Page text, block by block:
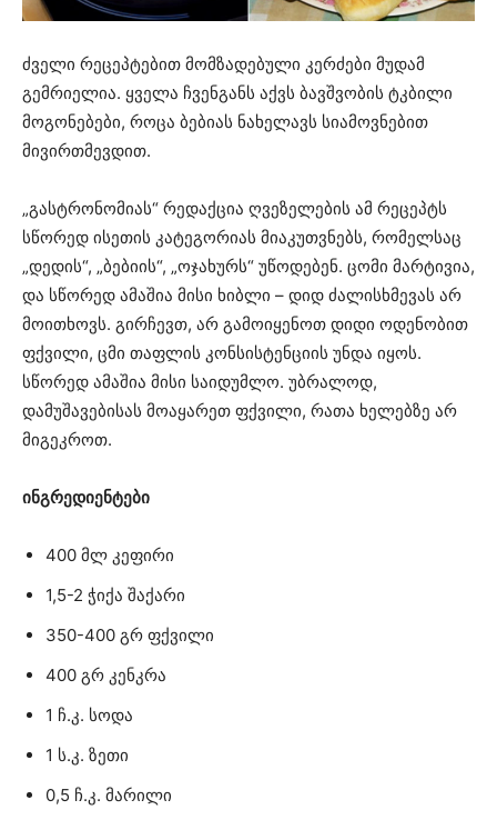
ძველი რეცეპტებით მომზადებული კერძები მუდამ
გემრიელია. ყველა ჩვენგანს აქვს ბავშვობის ტკბილი
მოგონებები, როცა ბებიას ნახელავს სიამოვნებით
მივირთმევდით.
„გასტრონომიას“ რედაქცია ღვეზელების ამ რეცეპტს
სწორედ ისეთის კატეგორიას მიაკუთვნებს, რომელსაც
„დედის“, „ბებიის“, „ოჯახურს“ უწოდებენ. ცომი მარტივია,
და სწორედ ამაშია მისი ხიბლი – დიდ ძალისხმევას არ
მოითხოვს. გირჩევთ, არ გამოიყენოთ დიდი ოდენობით
ფქვილი, ცმი თაფლის კონსისტენციის უნდა იყოს.
სწორედ ამაშია მისი საიდუმლო. უბრალოდ,
დამუშავებისას მოაყარეთ ფქვილი, რათა ხელებზე არ
მიგეკროთ.
ინგრედიენტები
400 მლ კეფირი
1,5-2 ჭიქა შაქარი
350-400 გრ ფქვილი
400 გრ კენკრა
1 ჩ.კ. სოდა
1 ს.კ. ზეთი
0,5 ჩ.კ. მარილი